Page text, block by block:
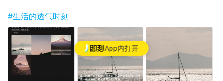
App内打开
#生活的透气时刻